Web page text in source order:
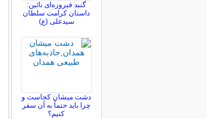
گنبد فیروزه‌ای نائین:
داستان کرامت سلطان
سیدعلی (ع)
دشت میشان کجاست و
چرا باید حتماً به آن سفر
کنیم؟